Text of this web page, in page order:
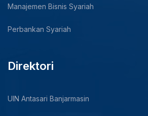
Manajemen Bisnis Syariah
Perbankan Syariah
Direktori
UIN Antasari Banjarmasin